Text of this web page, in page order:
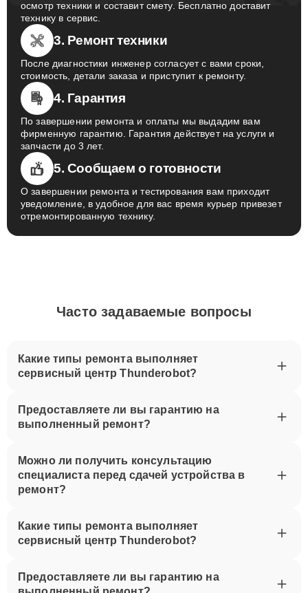
осмотр техники и составит смету. Бесплатно доставит
технику в сервис.
3. Ремонт техники
После диагностики инженер согласует с вами сроки,
стоимость, детали заказа и приступит к ремонту.
4. Гарантия
По завершении ремонта и оплаты мы выдадим вам
фирменную гарантию. Гарантия действует на услуги и
запчасти до 3 лет.
5. Сообщаем о готовности
О завершении ремонта и тестирования вам приходит
уведомление, в удобное для вас время курьер привезет
отремонтированную технику.
Часто задаваемые вопросы
Какие типы ремонта выполняет
сервисный центр Thunderobot?
Предоставляете ли вы гарантию на
выполненный ремонт?
Можно ли получить консультацию
специалиста перед сдачей устройства в
ремонт?
Какие типы ремонта выполняет
сервисный центр Thunderobot?
Предоставляете ли вы гарантию на